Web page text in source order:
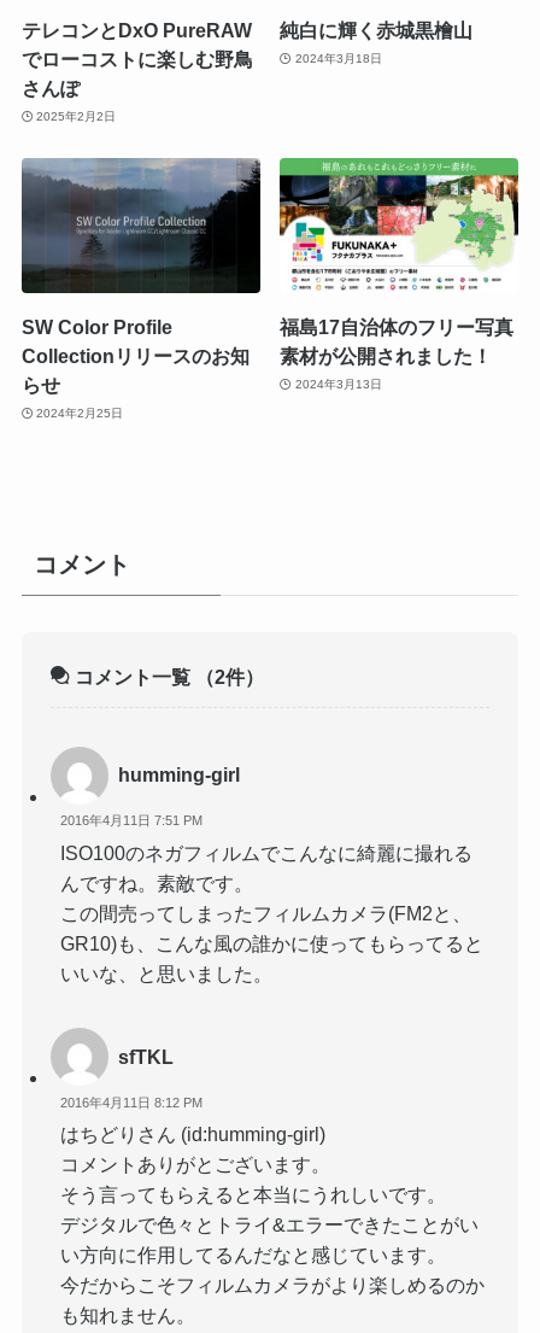
テレコンとDxO PureRAW
でローコストに楽しむ野鳥
さんぽ
2025年2月2日
純白に輝く赤城黒檜山
2024年3月18日
SW Color Profile
Collectionリリースのお知
らせ
2024年2月25日
福島17自治体のフリー写真
素材が公開されました！
2024年3月13日
コメント
コメント一覧 （2件）
humming-girl
2016年4月11日 7:51 PM
ISO100のネガフィルムでこんなに綺麗に撮れる
んですね。素敵です。
この間売ってしまったフィルムカメラ(FM2と、
GR10)も、こんな風の誰かに使ってもらってると
いいな、と思いました。
sfTKL
2016年4月11日 8:12 PM
はちどりさん (id:humming-girl)
コメントありがとございます。
そう言ってもらえると本当にうれしいです。
デジタルで色々とトライ&エラーできたことがい
い方向に作用してるんだなと感じています。
今だからこそフィルムカメラがより楽しめるのか
も知れません。